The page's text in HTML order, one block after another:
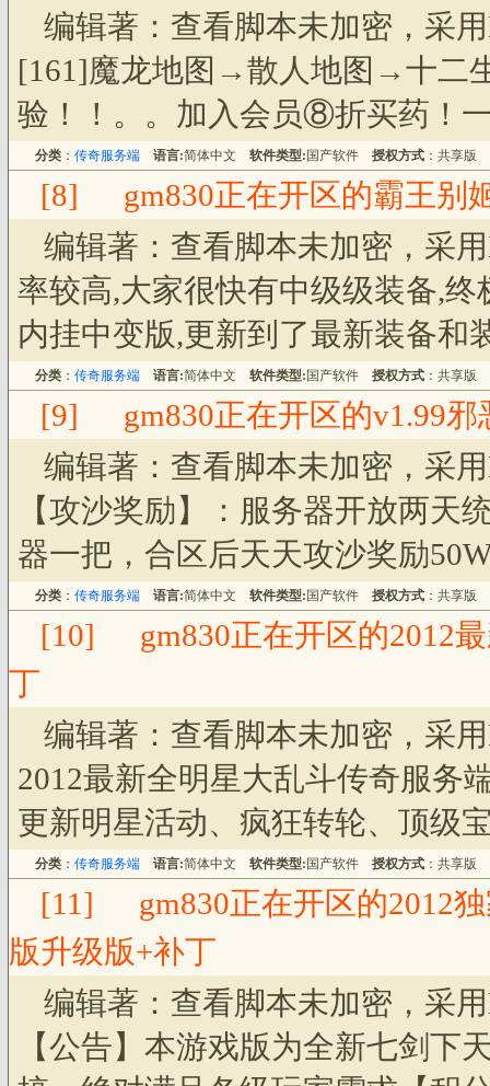
编辑著：查看脚本未加密，采
[161]魔龙地图→散人地图→十二
验！！。。加入会员⑧折买药！
分类： 传奇服务端 语言:简体中文 软件类型: 国产软件 授权方式：共享版
[8]
gm830正在开区的霸王别
编辑著：查看脚本未加密，采
率较高,大家很快有中级级装备,
内挂中变版,更新到了最新装备和
分类： 传奇服务端 语言:简体中文 软件类型: 国产软件 授权方式：共享版
[9]
gm830正在开区的v1.99
编辑著：查看脚本未加密，采
【攻沙奖励】：服务器开放两天
器一把，合区后天天攻沙奖励
分类： 传奇服务端 语言:简体中文 软件类型: 国产软件 授权方式：共享版
[10]
gm830正在开区的2012
丁
编辑著：查看脚本未加密，采
2012最新全明星大乱斗传奇服务
更新明星活动、疯狂转轮、顶级
分类： 传奇服务端 语言:简体中文 软件类型: 国产软件 授权方式：共享版
[11]
gm830正在开区的2012
版升级版+补丁
编辑著：查看脚本未加密，采
【公告】本游戏版为全新七剑下